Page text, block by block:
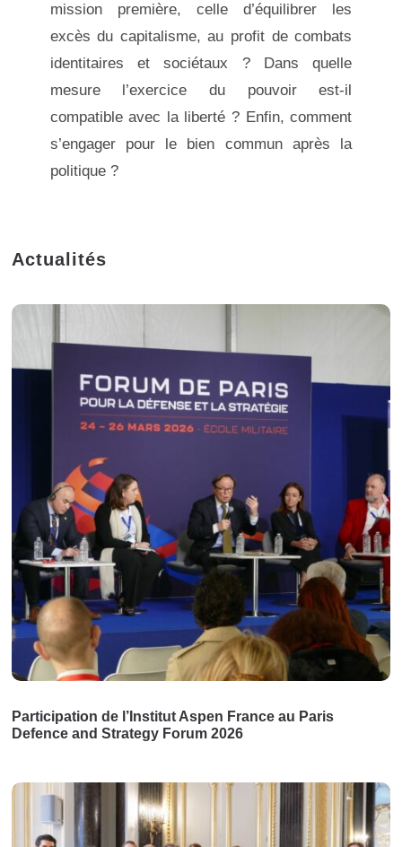
mission première, celle d’équilibrer les
excès du capitalisme, au profit de combats
identitaires et sociétaux ? Dans quelle
mesure l’exercice du pouvoir est-il
compatible avec la liberté ? Enfin, comment
s’engager pour le bien commun après la
politique ?
Actualités
Participation de l’Institut Aspen France au Paris
Defence and Strategy Forum 2026